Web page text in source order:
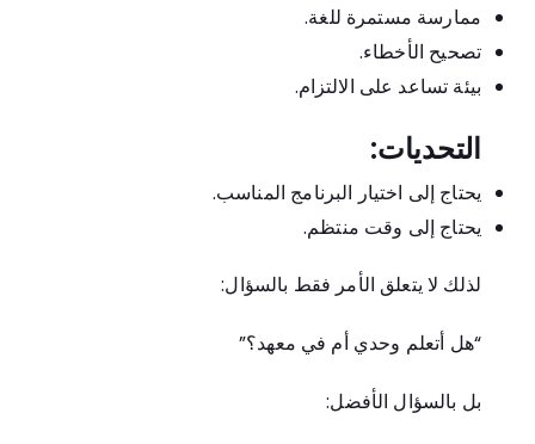
ممارسة مستمرة للغة.
تصحيح الأخطاء.
بيئة تساعد على الالتزام.
التحديات:
يحتاج إلى اختيار البرنامج المناسب.
يحتاج إلى وقت منتظم.
لذلك لا يتعلق الأمر فقط بالسؤال:
“هل أتعلم وحدي أم في معهد؟”
بل بالسؤال الأفضل: